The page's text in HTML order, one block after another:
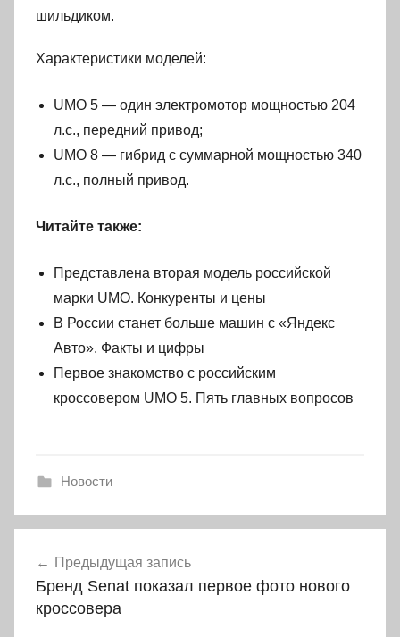
шильдиком.
Характеристики моделей:
UMO 5 — один электромотор мощностью 204
л.с., передний привод;
UMO 8 — гибрид с суммарной мощностью 340
л.с., полный привод.
Читайте также:
Представлена вторая модель российской
марки UMO. Конкуренты и цены
В России станет больше машин с «Яндекс
Авто». Факты и цифры
Первое знакомство с российским
кроссовером UMO 5. Пять главных вопросов
Новости
по
записям
Предыдущая запись
Бренд Senat показал первое фото нового
кроссовера